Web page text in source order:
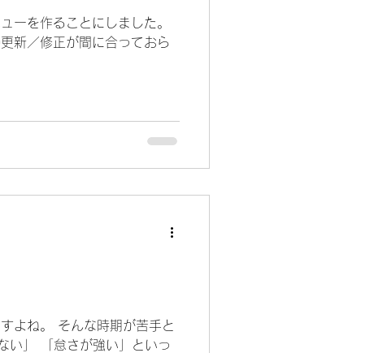
ーを作ることにしました。
新／修正が間に合っておら
よね。 そんな時期が苦手と
い」 「怠さが強い」といっ